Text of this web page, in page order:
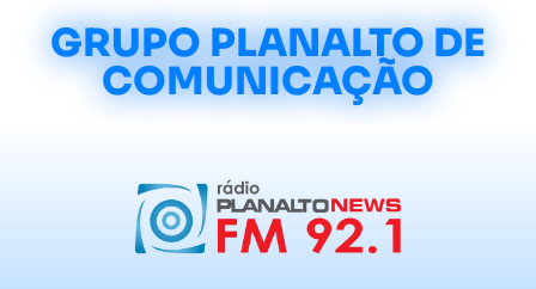
GRUPO PLANALTO DE
COMUNICAÇÃO